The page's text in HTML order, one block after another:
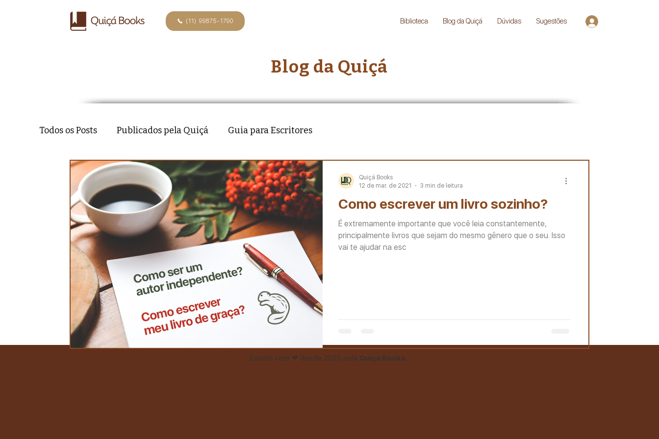
(11) 99875-1790 Biblioteca Blog da Quiçá Dúvidas Sugestões
Blog da Quiçá
Todos os Posts Publicados pela Quiçá Guia para Escritores
Como escrever um livro sozinho?
É extremamente importante que você leia constantemente,
principalmente livros que sejam do mesmo gênero que o seu. Isso
vai te ajudar na esc
Quiçá Books
12 de mar. de 2021
3 min de leitura
Escrito com ❤ desde 2020 pela Quiçá Books.